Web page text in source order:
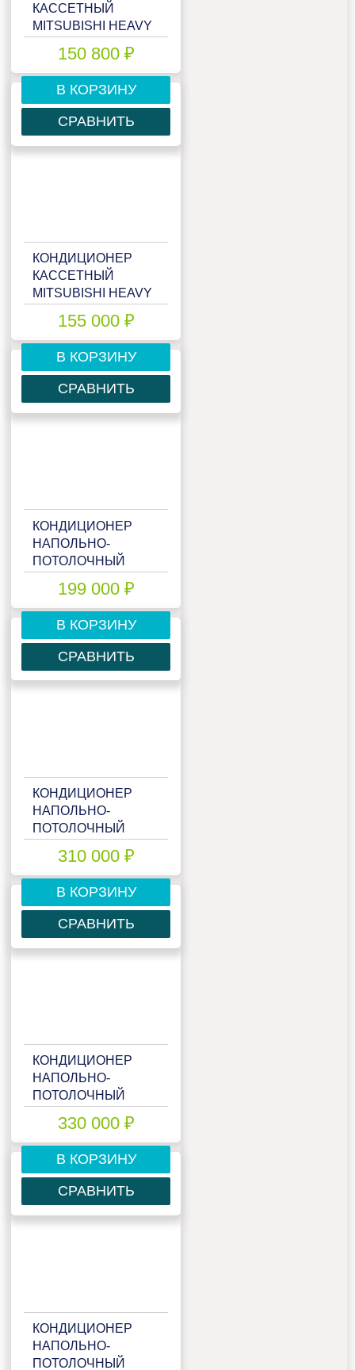
КАССЕТНЫЙ
MITSUBISHI HEAVY
150 800 ₽
В КОРЗИНУ
СРАВНИТЬ
КОНДИЦИОНЕР
КАССЕТНЫЙ
MITSUBISHI HEAVY
S/SRC60ZSX-S
155 000 ₽
В КОРЗИНУ
СРАВНИТЬ
КОНДИЦИОНЕР
НАПОЛЬНО-
ПОТОЛОЧНЫЙ
FDE100VNP
199 000 ₽
В КОРЗИНУ
СРАВНИТЬ
КОНДИЦИОНЕР
НАПОЛЬНО-
ПОТОЛОЧНЫЙ
FDE100VNX
310 000 ₽
В КОРЗИНУ
СРАВНИТЬ
КОНДИЦИОНЕР
НАПОЛЬНО-
ПОТОЛОЧНЫЙ
FDE100VSX
330 000 ₽
В КОРЗИНУ
СРАВНИТЬ
КОНДИЦИОНЕР
НАПОЛЬНО-
ПОТОЛОЧНЫЙ